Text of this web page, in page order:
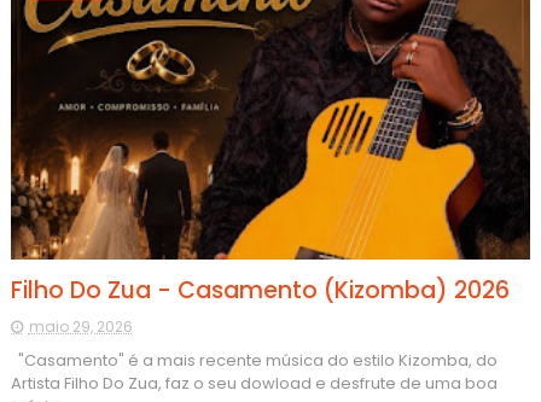
Filho Do Zua - Casamento (Kizomba) 2026
maio 29, 2026
"Casamento" é a mais recente música do estilo Kizomba, do
Artista Filho Do Zua, faz o seu dowload e desfrute de uma boa